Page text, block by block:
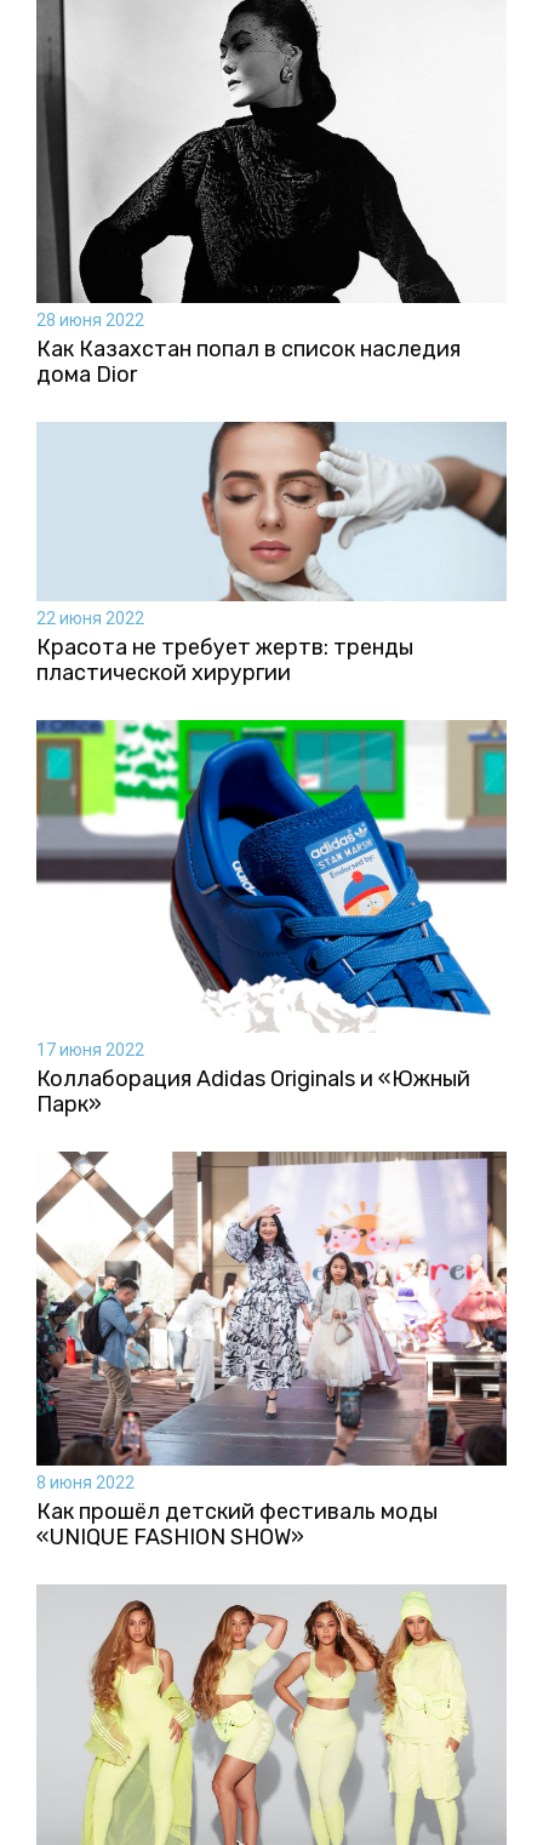
28 июня 2022
Как Казахстан попал в список наследия
дома Dior
22 июня 2022
Красота не требует жертв: тренды
пластической хирургии
17 июня 2022
Коллаборация Аdidas Originals и «Южный
Парк»
8 июня 2022
Как прошёл детский фестиваль моды
«UNIQUE FASHION SHOW»